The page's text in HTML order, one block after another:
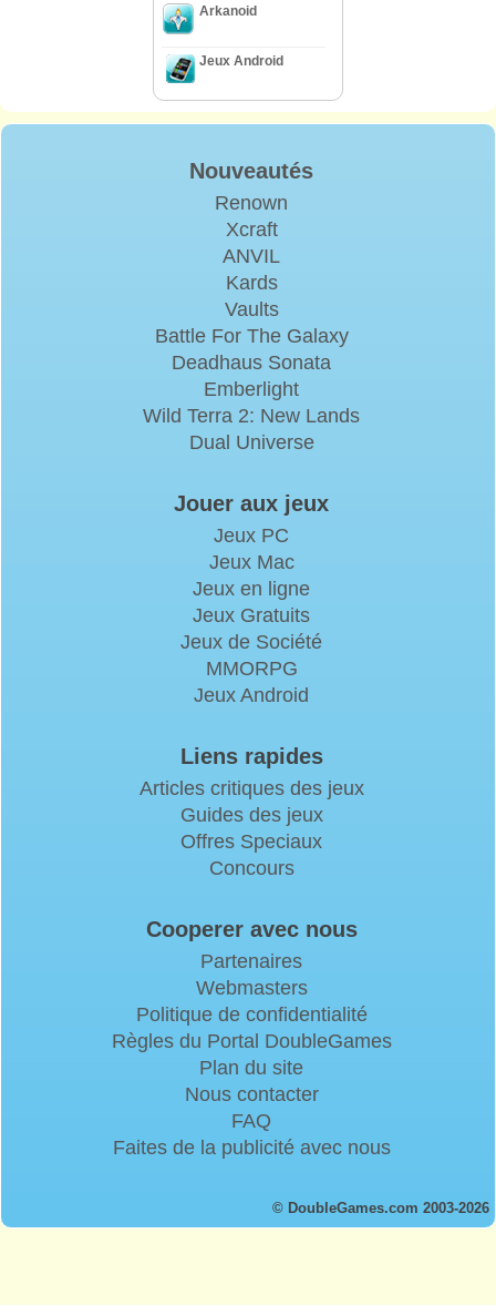
Arkanoid
Jeux Android
Nouveautés
Renown
Xcraft
ANVIL
Kards
Vaults
Battle For The Galaxy
Deadhaus Sonata
Emberlight
Wild Terra 2: New Lands
Dual Universe
Jouer aux jeux
Jeux PC
Jeux Mac
Jeux en ligne
Jeux Gratuits
Jeux de Société
MMORPG
Jeux Android
Liens rapides
Articles critiques des jeux
Guides des jeux
Offres Speciaux
Concours
Cooperer avec nous
Partenaires
Webmasters
Politique de confidentialité
Règles du Portal DoubleGames
Plan du site
Nous contacter
FAQ
Faites de la publicité avec nous
© DoubleGames.com 2003-2026